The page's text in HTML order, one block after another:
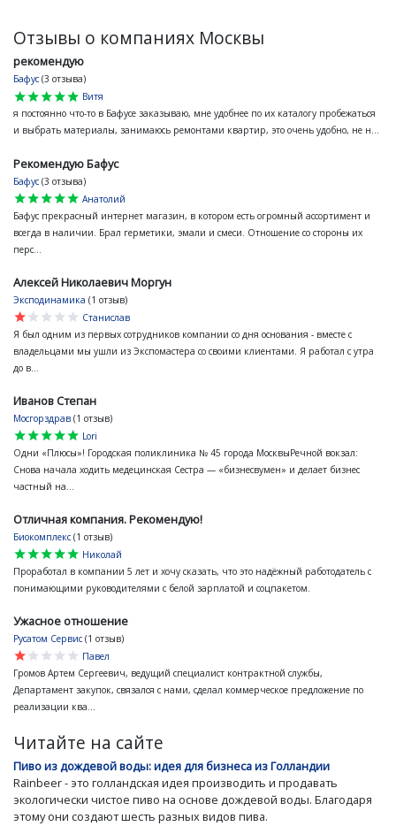
Отзывы о компаниях Москвы
рекомендую
Бафус (3 отзыва)
star
star
star
star
star
Витя
я постоянно что-то в Бафусе заказываю, мне удобнее по их каталогу пробежаться
и выбрать материалы, занимаюсь ремонтами квартир, это очень удобно, не н...
Рекомендую Бафус
Бафус (3 отзыва)
star
star
star
star
star
Анатолий
Бафус прекрасный интернет магазин, в котором есть огромный ассортимент и
всегда в наличии. Брал герметики, эмали и смеси. Отношение со стороны их
перс...
Алексей Николаевич Моргун
Эксподинамика (1 отзыв)
star
star
star
star
star
Станислав
Я был одним из первых сотрудников компании со дня основания - вместе с
владельцами мы ушли из Экспомастера со своими клиентами. Я работал с утра
до в...
Иванов Степан
Мосгорздрав (1 отзыв)
star
star
star
star
star
Lori
Одни «Плюсы»! Городская поликлиника № 45 города МосквыРечной вокзал:
Снова начала ходить медецинская Сестра — «бизнесвумен» и делает бизнес
частный на...
Отличная компания. Рекомендую!
Биокомплекс (1 отзыв)
star
star
star
star
star
Николай
Проработал в компании 5 лет и хочу сказать, что это надёжный работодатель с
понимающими руководителями с белой зарплатой и соцпакетом.
Ужасное отношение
Русатом Сервис (1 отзыв)
star
star
star
star
star
Павел
Громов Артем Сергеевич, ведущий специалист контрактной службы,
Департамент закупок, связался с нами, сделал коммерческое предложение по
реализации ква...
Читайте на сайте
Пиво из дождевой воды: идея для бизнеса из Голландии
Rainbeer - это голландская идея производить и продавать
экологически чистое пиво на основе дождевой воды. Благодаря
этому они создают шесть разных видов пива.